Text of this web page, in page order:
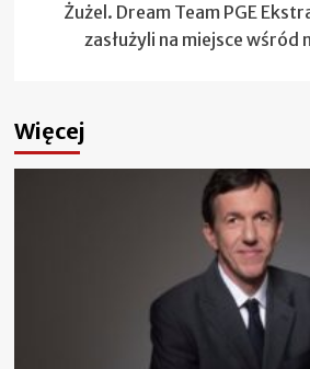
Żużel. Dream Team PGE
zasłużyli na miejsce wśród
Więcej